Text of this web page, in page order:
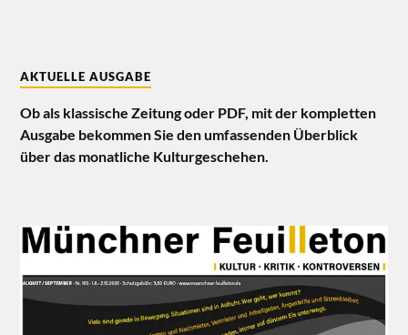
AKTUELLE AUSGABE
Ob als klassische Zeitung oder PDF, mit der kompletten
Ausgabe bekommen Sie den umfassenden Überblick
über das monatliche Kulturgeschehen.